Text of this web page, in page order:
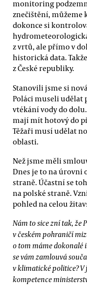
monitoring
znečištění, můžeme
dokonce si
z vrtů, ale přímo v
historická data.
z České republiky.
Stanovili jsme si
Poláci museli udělat
vtékání vody do
mají mít hotový do
Těžaři musí udělat
oblasti.
Než jsme měli
Dnes je to na úrovni
straně. Účastní se
na polské straně.
pohled na celou
Nám to sice zní tak, že
v českém pohraničí
o tom máme dokonalé
se vám zamlouvá
v klimatické politice? V
kompetence